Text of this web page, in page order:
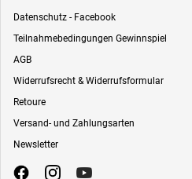
Datenschutz - Facebook
Teilnahmebedingungen Gewinnspiel
AGB
Widerrufsrecht & Widerrufsformular
Retoure
Versand- und Zahlungsarten
Newsletter